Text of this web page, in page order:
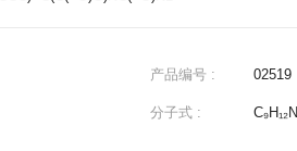
产品编号 : 02519
分子式 :